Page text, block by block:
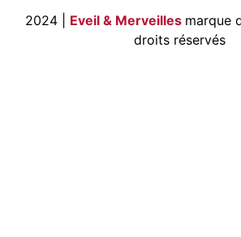
2024 | Eveil & Merveilles marque
droits réservés